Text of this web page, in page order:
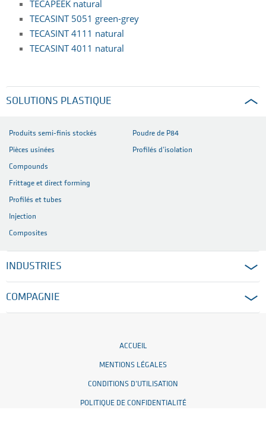
TECAPEEK natural
TECASINT 5051 green-grey
TECASINT 4111 natural
TECASINT 4011 natural
SOLUTIONS PLASTIQUE
Produits semi-finis stockés
Pièces usinées
Compounds
Frittage et direct forming
Profilés et tubes
Injection
Composites
Poudre de P84
Profilés d’isolation
INDUSTRIES
COMPAGNIE
ACCUEIL
MENTIONS LÉGALES
CONDITIONS D’UTILISATION
POLITIQUE DE CONFIDENTIALITÉ